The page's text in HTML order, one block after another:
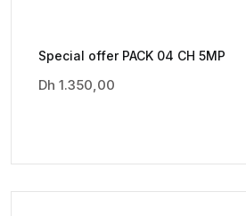
Special offer PACK 04 CH 5MP
Dh 1.350,00